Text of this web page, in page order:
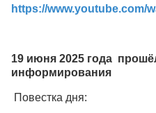
https://www.youtube.com/
19 июня 2025 года
информирования
Повестка дня: